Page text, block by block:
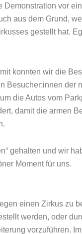
vor
aus dem Grund,
gestellt hat.
konnten wir die
Besucher:innen der
die Autos vom
damit die armen
gehalten und wir
Moment für uns.
einen Zirkus zu
werden, oder
vorzuführen.